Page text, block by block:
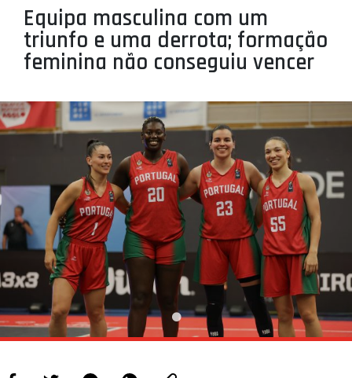
PROJETOS
LIGA BETCLIC MASCULINA
LIGA BETCLIC FEMININA
Equipa masculina com um
triunfo e uma derrota; formação
feminina não conseguiu vencer